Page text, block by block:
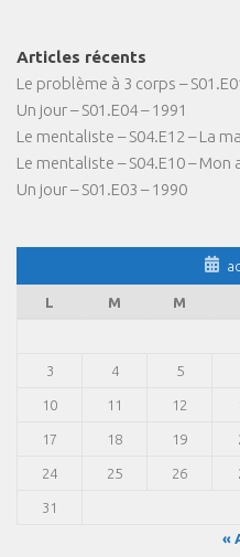
Articles récents
Le problème à 3 corps –
Un jour – S01.E04 – 1991
Le mentaliste – S04.E12 – La
Le mentaliste – S04.E10 – Mon
Un jour – S01.E03 – 1990
L M M
3 4 5
10 11 12
17 18 19
24 25 26
31
«